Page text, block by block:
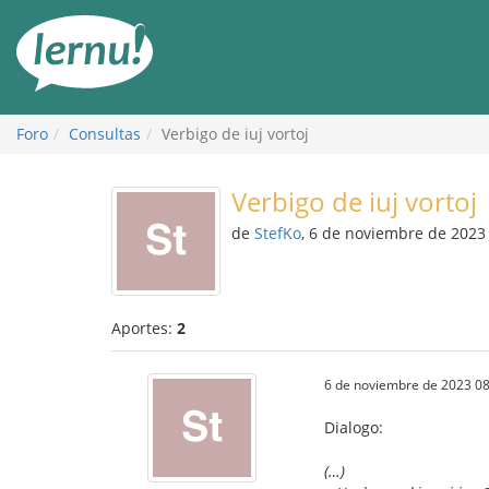
Foro Consultas Verbigo de iuj vortoj
Verbigo de iuj vortoj
de StefKo, 6 de noviembre de 2023
Aportes: 2
6 de noviembre de 2023
Dialogo:
(…)